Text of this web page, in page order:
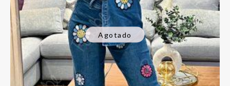
Agotado